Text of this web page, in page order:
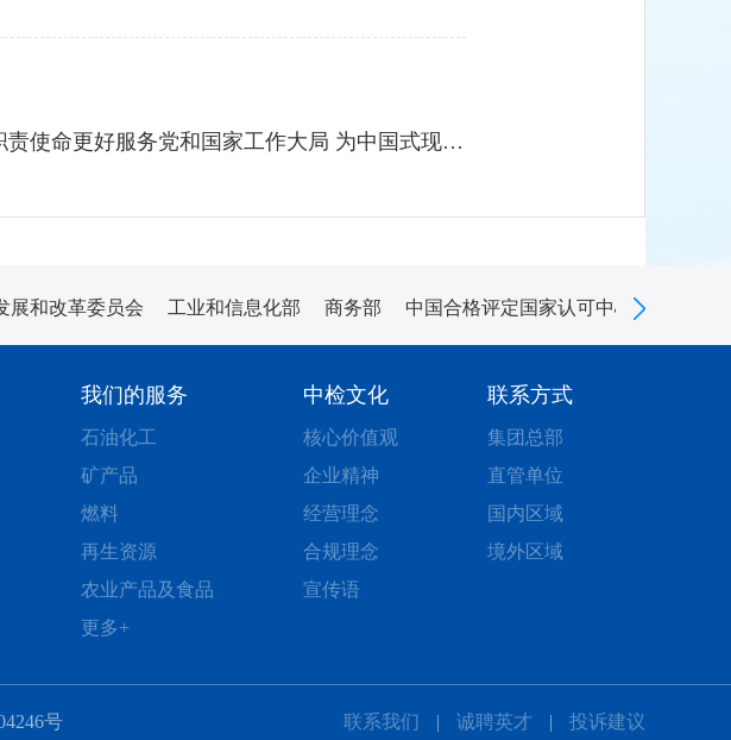
习近平对中央企业工作作出重要指示强调：充分认识职责使命更好服务党和国家工作大局 为中国式现代化建设贡...
展和改革委员会 工业和信息化部 商务部 中国合格评定国家认可中心
我们的服务
石油化工
矿产品
燃料
再生资源
农业产品及食品
更多+
中检文化
核心价值观
企业精神
经营理念
合规理念
宣传语
联系方式
集团总部
直管单位
国内区域
境外区域
号 联系我们 | 诚聘英才 | 投诉建议